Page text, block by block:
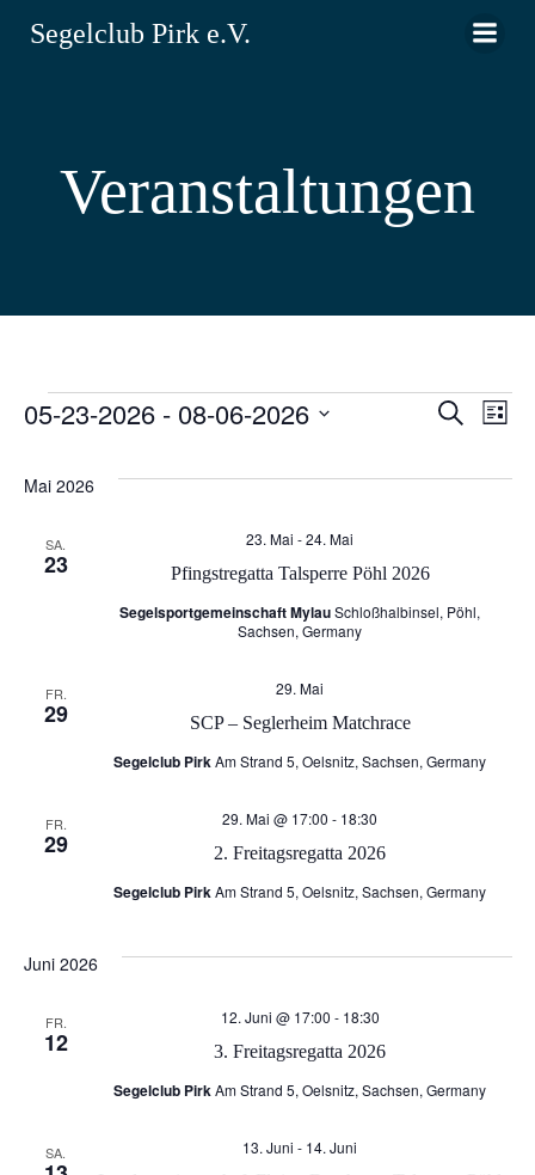
Segelclub Pirk e.V.
Veranstaltungen
VeranstaltungenV
e
a
t
l
g
Suche
V
e
u
Liste
05-23-2026 - 08-06-2026
wählen.
Mai 2026
SA.
23 Pfingstregatta Talsperre Pöhl 2026
23. Mai -24. Mai
Segelsportgemeinschaft MylauSchloßhalbinsel, Pöhl,
Sachsen, Germany
FR.
29 SCP – Seglerheim Matchrace
29. Mai
Segelclub PirkAm Strand 5, Oelsnitz, Sachsen, Germany
FR.
29 2. Freitagsregatta 2026
29. Mai @ 17:00 - 18:30
Segelclub PirkAm Strand 5, Oelsnitz, Sachsen, Germany
Juni 2026
FR.
12 3. Freitagsregatta 2026
12. Juni @ 17:00 - 18:30
Segelclub PirkAm Strand 5, Oelsnitz, Sachsen, Germany
SA. 13. Juni - 14. Juni